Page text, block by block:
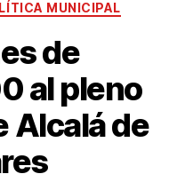
MUNICIPAL
de
al pleno
Alcalá de